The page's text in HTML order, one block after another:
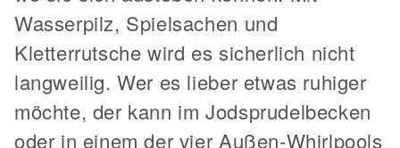
Wasserpilz, Spielsachen und
Kletterrutsche wird es sicherlich nicht
langweilig. Wer es lieber etwas ruhiger
möchte, der kann im Jodsprudelbecken
oder in einem der vier Außen-Whirlpools